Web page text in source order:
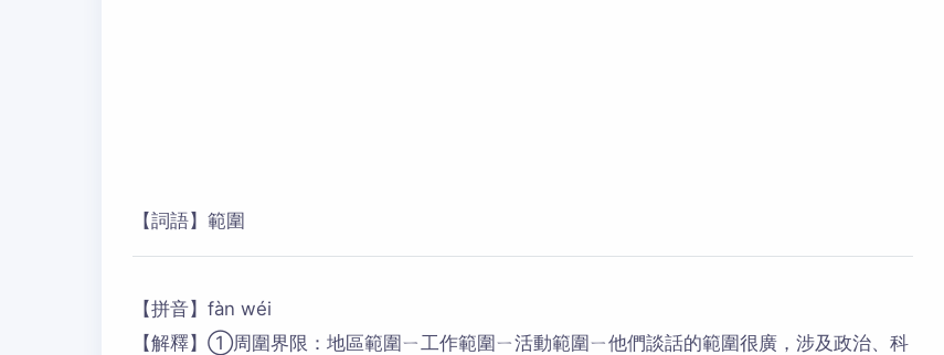
【詞語】範圍
【拼音】fàn wéi
【解釋】①周圍界限：地區範圍ㄧ工作範圍ㄧ活動範圍ㄧ他們談話的範圍很廣，涉及政治、科